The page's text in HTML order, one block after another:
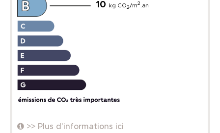
10 kg CO2/m2 .an
>> Plus d'informations ici